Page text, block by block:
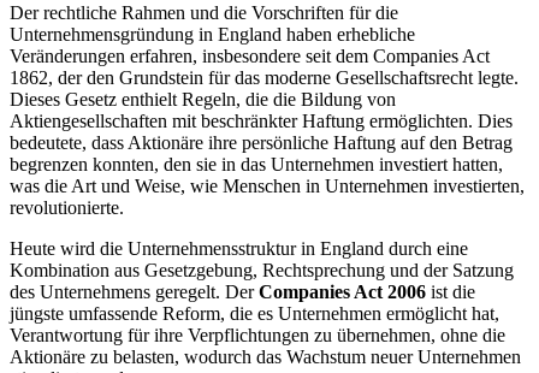
Der rechtliche Rahmen und die Vorschriften für die
Unternehmensgründung in England haben erhebliche
Veränderungen erfahren, insbesondere seit dem Companies Act
1862, der den Grundstein für das moderne Gesellschaftsrecht legte.
Dieses Gesetz enthielt Regeln, die die Bildung von
Aktiengesellschaften mit beschränkter Haftung ermöglichten. Dies
bedeutete, dass Aktionäre ihre persönliche Haftung auf den Betrag
begrenzen konnten, den sie in das Unternehmen investiert hatten,
was die Art und Weise, wie Menschen in Unternehmen investierten,
revolutionierte.
Heute wird die Unternehmensstruktur in England durch eine
Kombination aus Gesetzgebung, Rechtsprechung und der Satzung
des Unternehmens geregelt. DerCompanies Act 2006 ist die
jüngste umfassende Reform, die es Unternehmen ermöglicht hat,
Verantwortung für ihre Verpflichtungen zu übernehmen, ohne die
Aktionäre zu belasten, wodurch das Wachstum neuer Unternehmen